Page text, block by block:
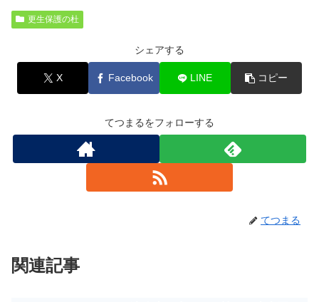
更生保護の杜
シェアする
X Facebook LINE コピー
てつまるをフォローする
てつまる
関連記事